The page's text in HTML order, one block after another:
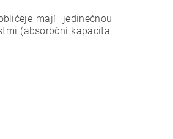
mají jedinečnou
(absorbční kapacita,